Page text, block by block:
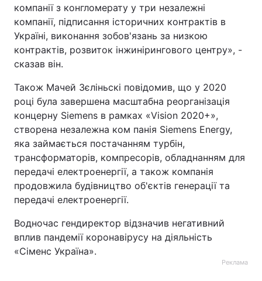
компанії з конгломерату у три незалежні
компанії, підписання історичних контрактів в
Україні, виконання зобов'язань за низкою
контрактів, розвиток інжинірингового центру», -
сказав він.
Також Мачей Зєліньскі повідомив, що у 2020
році була завершена масштабна реорганізація
концерну Siemens в рамках «Vision 2020+»,
створена незалежна ком панія Siemens Energy,
яка займається постачанням турбін,
трансформаторів, компресорів, обладнанням для
передачі електроенергії, а також компанія
продовжила будівництво об'єктів генерації та
передачі електроенергії.
Водночас гендиректор відзначив негативний
вплив пандемії коронавірусу на діяльність
«Сіменс Україна».
Реклама